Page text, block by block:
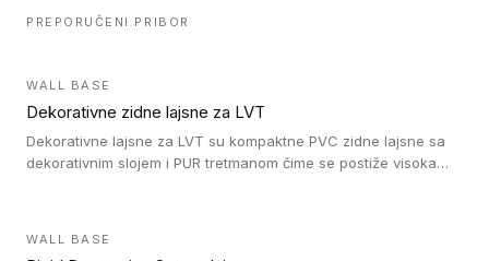
PREPORUČENI PRIBOR
WALL BASE
Dekorativne zidne lajsne za LVT
Dekorativne lajsne za LVT su kompaktne PVC zidne lajsne sa
dekorativnim slojem i PUR tretmanom čime se postiže visoka
WALL BASE